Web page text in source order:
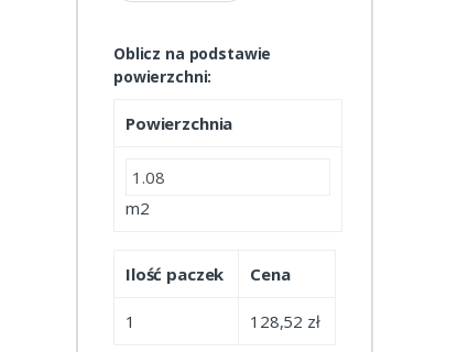
Oblicz na podstawie
powierzchni:
Powierzchnia
m2
Ilość paczek Cena
1 128,52 zł